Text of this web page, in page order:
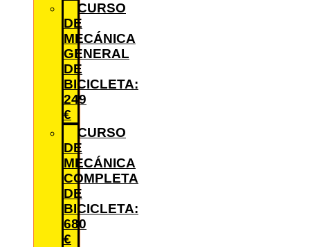
CURSO
DE
MECÁNICA
GENERAL
DE
BICICLETA:
249
€
CURSO
DE
MECÁNICA
COMPLETA
DE
BICICLETA:
680
€